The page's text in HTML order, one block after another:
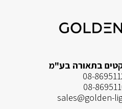
בתאורה בע"מ
08-
08-
sales@golden-